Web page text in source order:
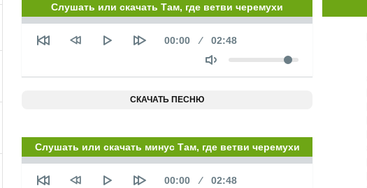
Слушать или скачать Там, где ветви черемухи
Seek
Текущее
00:00 Продолжительность
02:48
Объем
СКАЧАТЬ ПЕСНЮ
Слушать или скачать минус Там, где ветви черемухи
Seek
Текущее
00:00 Продолжительность
02:48